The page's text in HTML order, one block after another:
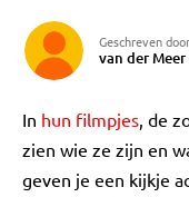
Geschreven door
van der
In hun filmpjes, de
zien wie ze zijn en
geven je een kijkje